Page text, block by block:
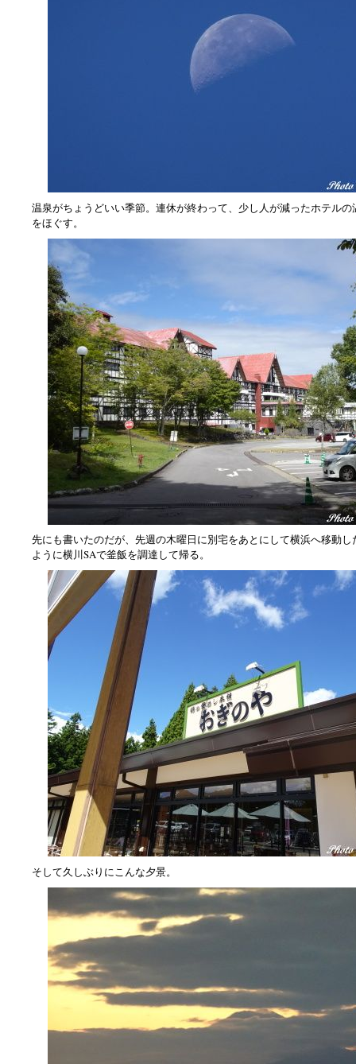
温泉がちょうどいい季節。連休が終わって、少し人が減ったホテル
をほぐす。
先にも書いたのだが、先週の木曜日に別宅をあとにして横浜へ移動
ように横川SAで釜飯を調達して帰る。
そして久しぶりにこんな夕景。